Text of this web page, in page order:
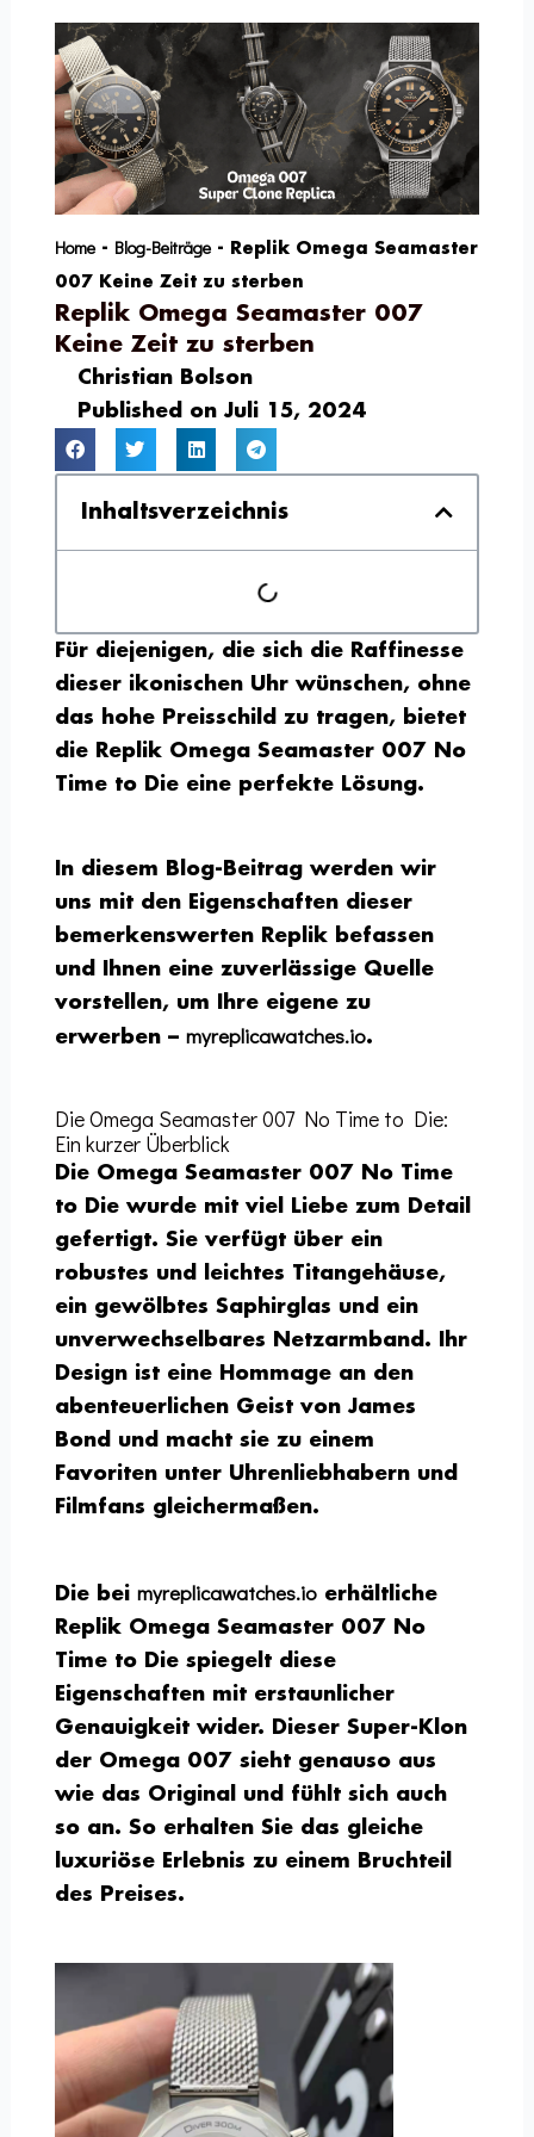
Home - Blog-Beiträge - Replik Omega Seamaster
007 Keine Zeit zu sterben
Replik Omega Seamaster 007
Keine Zeit zu sterben
Christian Bolson
Published on Juli 15, 2024
Inhaltsverzeichnis
Für diejenigen, die sich die Raffinesse
dieser ikonischen Uhr wünschen, ohne
das hohe Preisschild zu tragen, bietet
die Replik Omega Seamaster 007 No
Time to Die eine perfekte Lösung.
In diesem Blog-Beitrag werden wir
uns mit den Eigenschaften dieser
bemerkenswerten Replik befassen
und Ihnen eine zuverlässige Quelle
vorstellen, um Ihre eigene zu
erwerben –myreplicawatches.io.
Die Omega Seamaster 007 No Time to Die:
Ein kurzer Überblick
Die Omega Seamaster 007 No Time
to Die wurde mit viel Liebe zum Detail
gefertigt. Sie verfügt über ein
robustes und leichtes Titangehäuse,
ein gewölbtes Saphirglas und ein
unverwechselbares Netzarmband. Ihr
Design ist eine Hommage an den
abenteuerlichen Geist von James
Bond und macht sie zu einem
Favoriten unter Uhrenliebhabern und
Filmfans gleichermaßen.
Die beimyreplicawatches.io erhältliche
Replik Omega Seamaster 007 No
Time to Die spiegelt diese
Eigenschaften mit erstaunlicher
Genauigkeit wider. Dieser Super-Klon
der Omega 007 sieht genauso aus
wie das Original und fühlt sich auch
so an. So erhalten Sie das gleiche
luxuriöse Erlebnis zu einem Bruchteil
des Preises.